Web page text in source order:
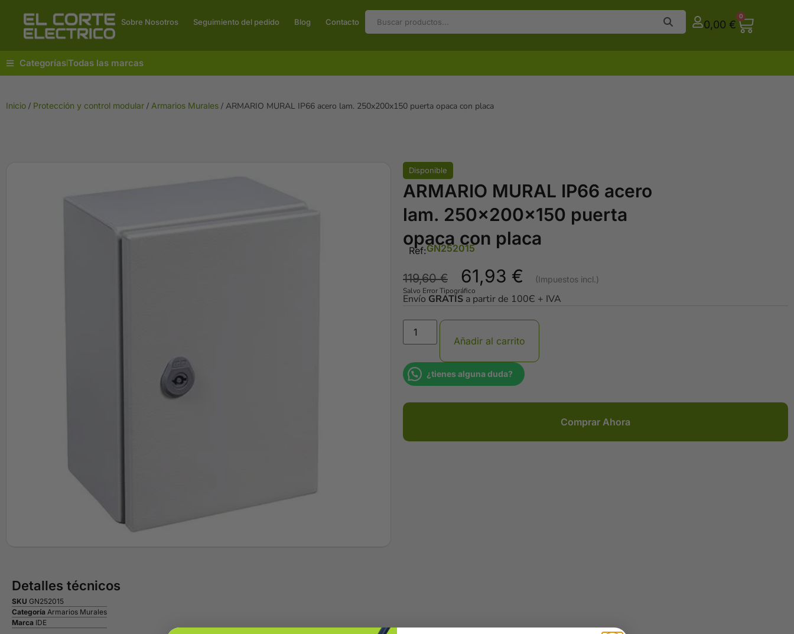
Sobre Nosotros Seguimiento del pedido Blog Contacto 0,00 €
0
Categorías| Todas las marcas
Inicio / Protección y control modular / Armarios Murales / ARMARIO MURAL IP66 acero lam. 250x200x150 puerta opaca con placa
Disponible
ARMARIO MURAL IP66 acero
lam. 250x200x150 puerta
opaca con placa
Ref:GN252015
119,60€ 61,93 €
Salvo Error Tipográfico
Envío GRATIS a partir de 100Є + IVA
Añadir al carrito
¿tienes alguna duda?
Comprar Ahora
Detalles técnicos
SKU GN252015
Categoría Armarios Murales
Marca IDE